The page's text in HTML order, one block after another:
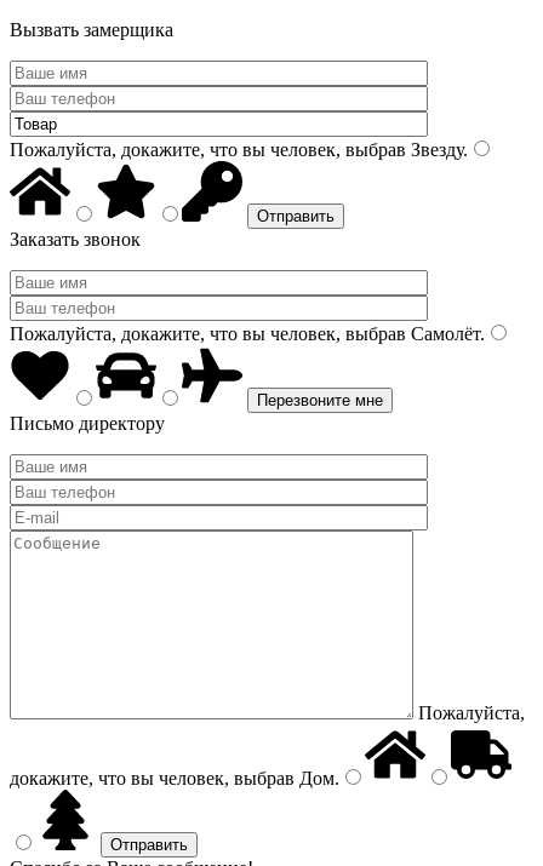
Вызвать замерщика
Пожалуйста, докажите, что вы человек, выбрав Звезду.
Заказать звонок
Пожалуйста, докажите, что вы человек, выбрав Самолёт.
Письмо директору
Пожалуйста,
докажите, что вы человек, выбрав Дом.